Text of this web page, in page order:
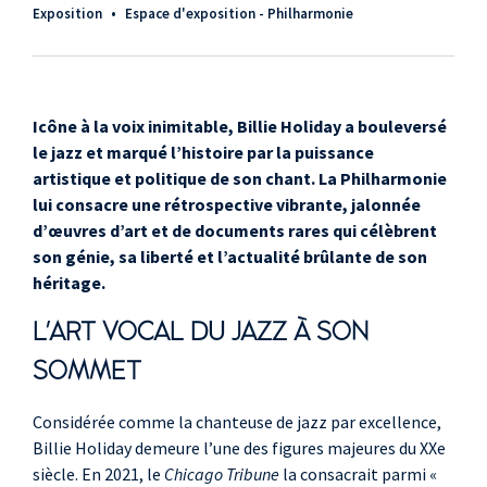
Exposition • Espace d'exposition - Philharmonie
Icône à la voix inimitable, Billie Holiday a bouleversé
le jazz et marqué l’histoire par la puissance
artistique et politique de son chant. La Philharmonie
lui consacre une rétrospective vibrante, jalonnée
d’œuvres d’art et de documents rares qui célèbrent
son génie, sa liberté et l’actualité brûlante de son
héritage.
L'ART VOCAL DU JAZZ À SON
SOMMET
Considérée comme la chanteuse de jazz par excellence,
Billie Holiday demeure l’une des figures majeures du XXe
siècle. En 2021, le Chicago Tribune la consacrait parmi «